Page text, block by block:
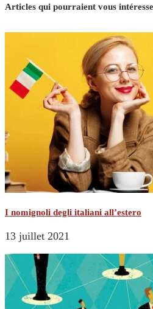
Articles qui pourraient vous
I nomignoli degli italiani all’estero
13 juillet 2021